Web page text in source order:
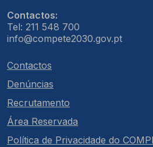
Contactos:
Tel: 211 548 700
info@compete2030.gov.pt
Contactos
Denúncias
Recrutamento
Área Reservada
Política de Privacidade do